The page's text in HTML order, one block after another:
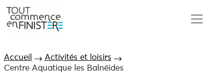
Accueil
Activités et loisirs
Centre Aquatique les Balnéides